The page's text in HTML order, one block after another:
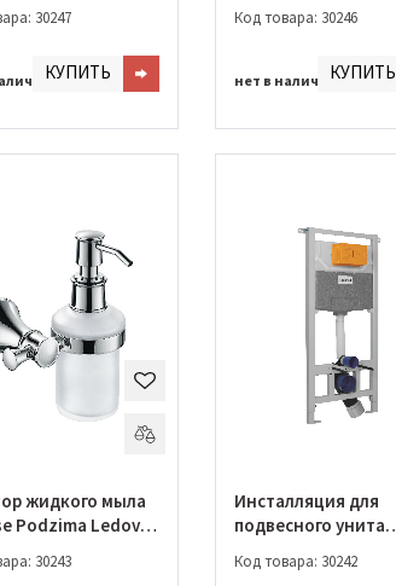
30247
КУПИТЬ
Код товара: 30246
нет в наличииКУПИТЬ
жидкого мыла
Podzima Ledove
30243
Инсталляция для
подвесного унита
Код товара: 30242